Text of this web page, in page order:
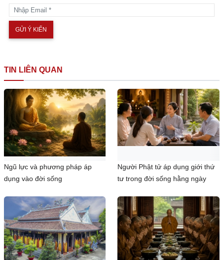
TIN LIÊN QUAN
Ngũ lực và phương pháp áp
dụng vào đời sống
Người Phật tử áp dụng giới thứ
tư trong đời sống hằng ngày